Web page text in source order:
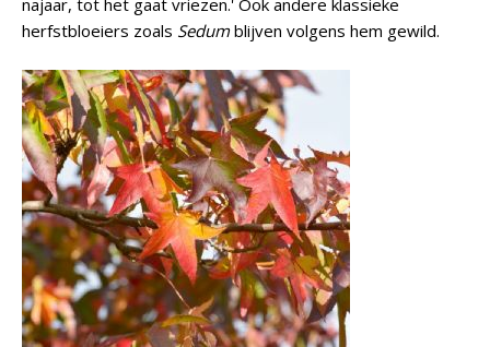
najaar, tot het gaat vriezen.' Ook andere klassieke
herfstbloeiers zoals Sedumblijven volgens hem gewild.